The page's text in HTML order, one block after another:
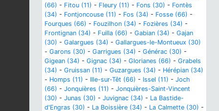
(66) - Fitou (11) - Fleury (11) - Fons (30) - Fontès
(34) - Fontjoncouse (11) - Fos (34) - Fosse (66) -
Fourques (66) - Fouzilhon (34) - Fozières (34) -
Frontignan (34) - Fuilla (66) - Gabian (34) - Gajan
(30) - Galargues (34) - Gallargues-le-Montueux (30)
- Garons (30) - Garrigues (34) - Générac (30) -
Gigean (34) - Gignac (34) - Glorianes (66) - Grabels
(34) - Gruissan (11) - Guzargues (34) - Hérépian (34)
- Homps (11) - Ille-sur-Têt (66) - Issel (11) - Joch
(66) - Jonquières (11) - Jonquières-Saint-Vincent
(30) - Junas (30) - Juvignac (34) - La Bastide-
d'Engras (30) - La Boissière (34) - La Calmette (30) -